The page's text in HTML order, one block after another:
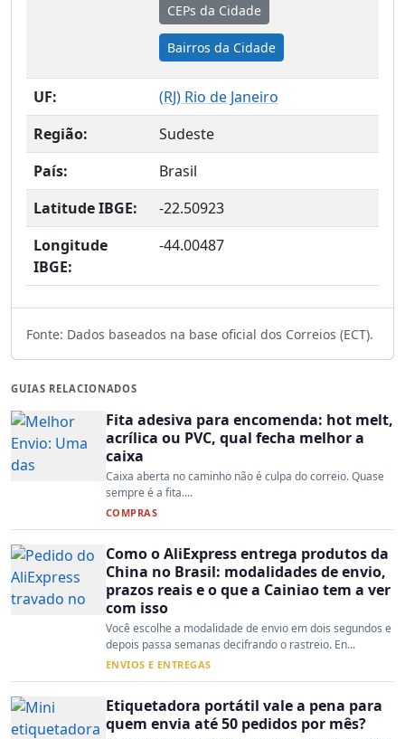
CEPs da Cidade
Bairros da Cidade
UF: (RJ) Rio de Janeiro
Região:
Sudeste
País:
Brasil
Latitude IBGE:
-22.50923
Longitude
IBGE:
-44.00487
Fonte: Dados baseados na base oficial dos Correios (ECT).
GUIAS RELACIONADOS
Fita adesiva para encomenda: hot melt,
acrílica ou PVC, qual fecha melhor a
caixa
Caixa aberta no caminho não é culpa do correio. Quase
sempre é a fita....
COMPRAS
Como o AliExpress entrega produtos da
China no Brasil: modalidades de envio,
prazos reais e o que a Cainiao tem a ver
com isso
Você escolhe a modalidade de envio em dois segundos e
depois passa semanas decifrando o rastreio. En...
ENVIOS E ENTREGAS
Etiquetadora portátil vale a pena para
quem envia até 50 pedidos por mês?